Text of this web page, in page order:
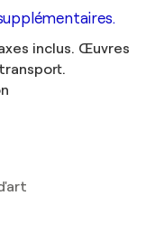
inclus. Œuvres